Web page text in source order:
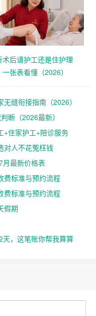
术后请护工还是住护理
一张表看懂（2026）
缝衔接指南（2026）
断（2026最新）
+住家护工+陪诊服务
对人不花冤枉钱
月最新价格表
费标准与预约流程
费标准与预约流程
假期
天，这笔账你帮我算算